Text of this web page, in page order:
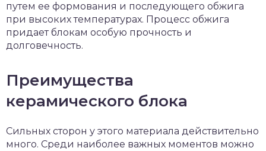
путем ее формования и последующего обжига
при высоких температурах. Процесс обжига
придает блокам особую прочность и
долговечность.
Преимущества
керамического блока
Сильных сторон у этого материала действительно
много. Среди наиболее важных моментов можно